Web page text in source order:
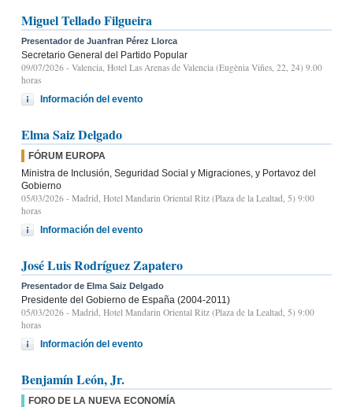
Miguel Tellado Filgueira
Presentador de Juanfran Pérez Llorca
Secretario General del Partido Popular
09/07/2026 - Valencia, Hotel Las Arenas de Valencia (Eugènia Viñes, 22, 24) 9.00
horas
Información del evento
Elma Saiz Delgado
FÓRUM EUROPA
Ministra de Inclusión, Seguridad Social y Migraciones, y Portavoz del
Gobierno
05/03/2026 - Madrid, Hotel Mandarin Oriental Ritz (Plaza de la Lealtad, 5) 9:00
horas
Información del evento
José Luis Rodríguez Zapatero
Presentador de Elma Saiz Delgado
Presidente del Gobierno de España (2004-2011)
05/03/2026 - Madrid, Hotel Mandarin Oriental Ritz (Plaza de la Lealtad, 5) 9:00
horas
Información del evento
Benjamín León, Jr.
FORO DE LA NUEVA ECONOMÍA